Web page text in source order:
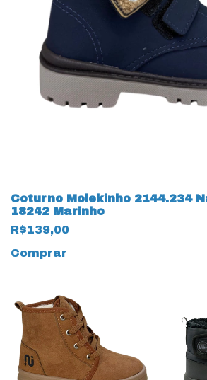
Coturno Molekinho 2144.234
18242 Marinho
R$139,00
Comprar